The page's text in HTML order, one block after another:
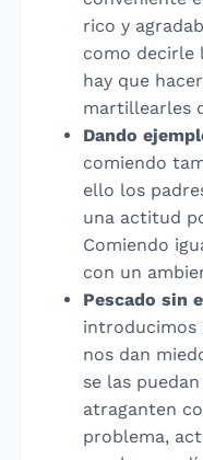
rico y
como decirle
hay que
martillearles
Dando
comiendo
ello los
una actitud
Comiendo
con un
Pescado sin
introducimos
nos dan
se las
atraganten
problema,